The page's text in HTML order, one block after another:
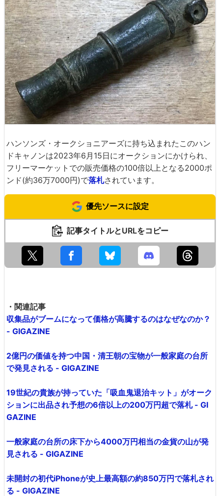
ハンソンズ・オークショニアーズに持ち込まれたこのハン
ドキャノンは2023年6月15日にオークションにかけられ、
フリーマーケットでの販売価格の100倍以上となる2000ポ
ンド(約36万7000円)で落札されています。
優先ソースに設定
記事タイトルとURLをコピー
・関連記事
収集品がブームになって価格が高騰するのはなぜなのか？
- GIGAZINE
2億円の価値を持つ中国・清王朝の宝物が一般家庭の台所
で発見される - GIGAZINE
19世紀の貴族が持っていた「吸血鬼退治キット」がオーク
ションに出品され予想の6倍以上の200万円超で落札 - GI
GAZINE
一般家庭の台所の床下から4000万円相当の金貨の山が発
見される - GIGAZINE
未開封の初代iPhoneが史上最高額の約850万円で落札され
る - GIGAZINE